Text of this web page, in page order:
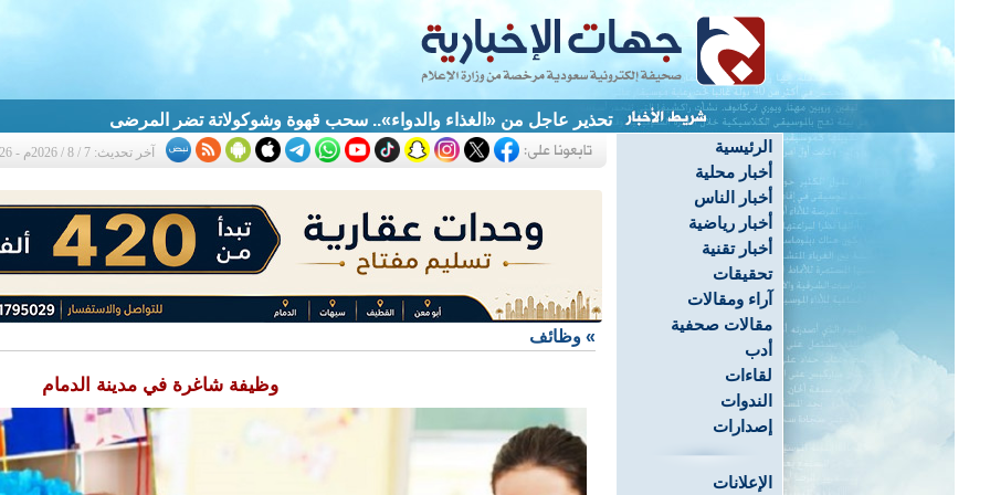
تحذير عاجل من «الغذاء والدواء».. سحب قهوة وشوكولاتة تضر المرضى
الرئيسية
أخبار محلية
أخبار الناس
أخبار رياضية
أخبار تقنية
تحقيقات
آراء ومقالات
مقالات صحفية
أدب
لقاءات
الندوات
إصدارات
الإعلانات
آخر تحديث: 7 / 8 / 2026م - 12:26 ص
» وظائف
وظيفة شاغرة في مدينة الدمام